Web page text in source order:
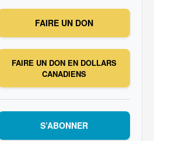
FAIRE UN DON
FAIRE UN DON EN DOLLARS
CANADIENS
S’ABONNER